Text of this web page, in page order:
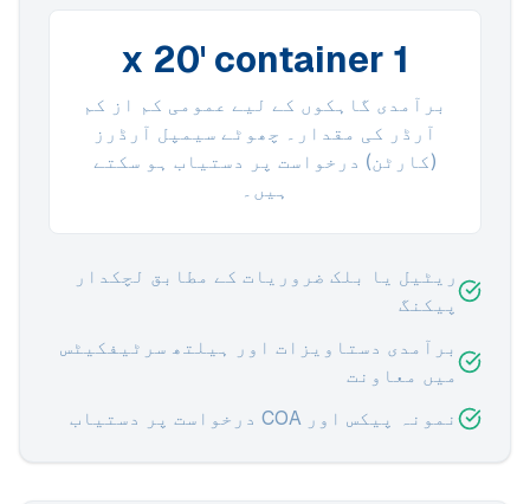
1 x 20' container
برآمدی گاہکوں کے لیے عمومی کم از کم
آرڈر کی مقدار۔ چھوٹے سیمپل آرڈرز
(کارٹن) درخواست پر دستیاب ہو سکتے
ہیں۔
ریٹیل یا بلک ضروریات کے مطابق لچکدار
پیکنگ
برآمدی دستاویزات اور ہیلتھ سرٹیفکیٹس
میں معاونت
نمونہ پیکس اور COA درخواست پر دستیاب